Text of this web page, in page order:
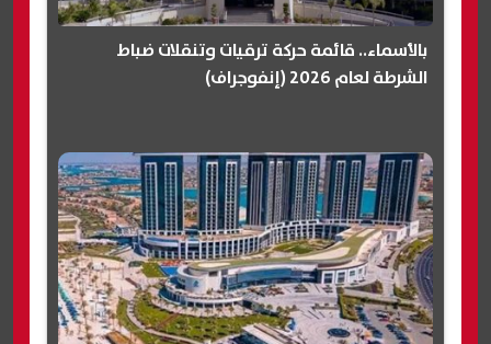
بالأسماء.. قائمة حركة ترقيات وتنقلات ضباط
الشرطة لعام 2026 (إنفوجراف)